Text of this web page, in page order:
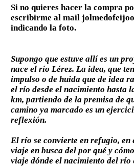
Si no quieres hacer la compra
escribirme al mail
indicando la foto.
Supongo que estuve allíes un
nace el río Lérez. La idea, que
impulso o de huida que de idea
el río desde el nacimiento hasta
km, partiendo de la premisa de
camino ya marcado es un
reflexión.
El río se convierte en refugio, en
viaje en busca del por qué y
viaje dónde el nacimiento del río